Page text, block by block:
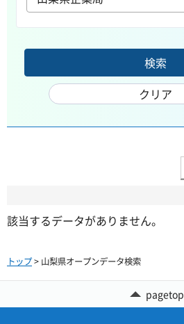
該当するデータがありません。
トップ> 山梨県オープンデータ検索
pagetop